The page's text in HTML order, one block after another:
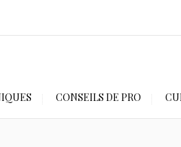
CONSEILS DE PRO